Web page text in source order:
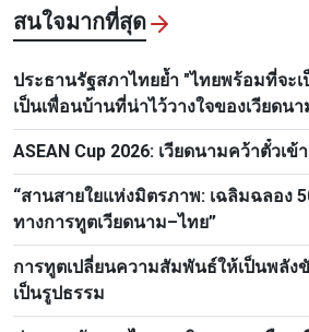
สนใจมากที่สุด
ประธานรัฐสภาไทยย้ำ "ไทยพร้อมที่จะ
เป็นเพื่อนบ้านที่น่าไว้วางใจของเวียดนา
ASEAN Cup 2026: เวียดนามคว้าตั๋วเข้
“สานสายใยแห่งมิตรภาพ: เฉลิมฉลอง
ทางการทูตเวียดนาม–ไทย”
การทูตเปลี่ยนความสัมพันธ์ให้เป็นพลั
เป็นรูปธรรม